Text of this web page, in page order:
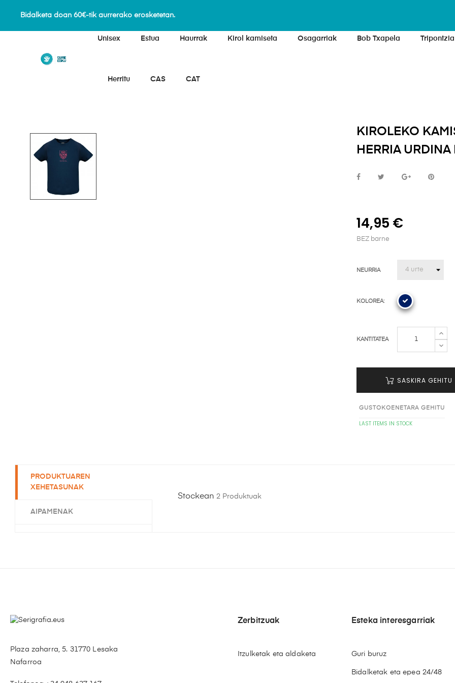
Bidalketa doan 60€-tik aurrerako erosketetan.
Unisex Estua Haurrak Kirol kamiseta Osagarriak Bob Txapela Tripontzia
Herritu CAS CAT
KIROLEKO
HERRIA
14,95 €
BEZ barne
NEURRIA
KOLOREA:
KANTITATEA
SASKIRA GEHITU
GUSTOKOENETARA GEHITU
LAST ITEMS IN STOCK
PRODUKTUAREN
XEHETASUNAK
AIPAMENAK
Stockean 2 Produktuak
Plaza zaharra, 5. 31770 Lesaka
Nafarroa
Zerbitzuak
Itzulketak eta aldaketa
Esteka interesgarriak
Guri buruz
Bidalketak eta epea 24/48